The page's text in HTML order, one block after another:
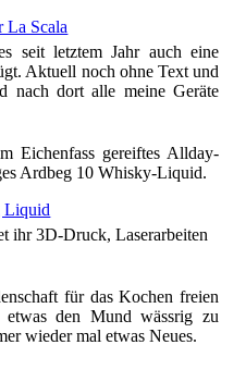
La Scala
seit letztem Jahr auch eine
Aktuell noch ohne Text und
nach dort alle meine Geräte
Eichenfass gereiftes Allday-
Ardbeg 10 Whisky-Liquid.
Liquid
ihr 3D-Druck, Laserarbeiten
für das Kochen freien
den Mund wässrig zu
wieder mal etwas Neues.